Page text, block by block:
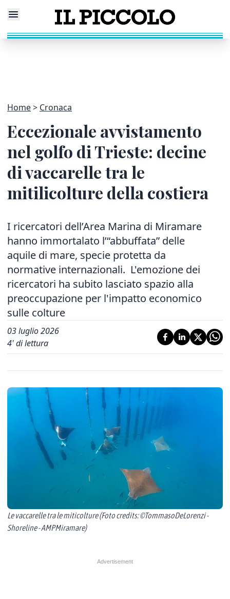
Home Cronaca
Eccezionale avvistamento
nel golfo di Trieste: decine
di vaccarelle tra le
mitilicolture della costiera
I ricercatori dell’Area Marina di Miramare
hanno immortalato l’“abbuffata” delle
aquile di mare, specie protetta da
normative internazionali. L'emozione dei
ricercatori ha subito lasciato spazio alla
preoccupazione per l'impatto economico
sulle colture
03 luglio 2026
4' di lettura
Le vaccarelle tra le miticolture (Foto credits: ©TommasoDeLorenzi -
Shoreline - AMPMiramare)